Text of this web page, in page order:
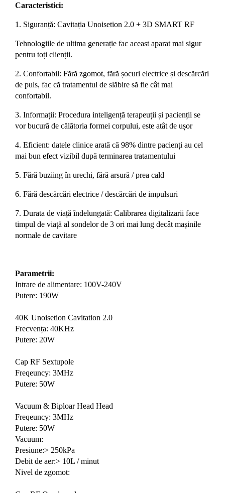
Caracteristici:
1. Siguranță: Cavitația Unoisetion 2.0 + 3D SMART RF
Tehnologiile de ultima generație fac aceast aparat mai sigur
pentru toți clienții.
2. Confortabil: Fără zgomot, fără șocuri electrice și descărcări
de puls, fac că tratamentul de slăbire să fie cât mai
confortabil.
3. Informații: Procedura inteligență terapeuții și pacienții se
vor bucură de călătoria formei corpului, este atât de ușor
4. Eficient: datele clinice arată că 98% dintre pacienți au cel
mai bun efect vizibil după terminarea tratamentului
5. Fără buziing în urechi, fără arsură / prea cald
6. Fără descărcări electrice / descărcări de impulsuri
7. Durata de viață îndelungată: Calibrarea digitalizarii face
timpul de viață al sondelor de 3 ori mai lung decât mașinile
normale de cavitare
Parametrii:
Intrare de alimentare: 100V-240V
Putere: 190W
40K Unoisetion Cavitation 2.0
Frecvența: 40KHz
Putere: 20W
Cap RF Sextupole
Freqeuncy: 3MHz
Putere: 50W
Vacuum & Biploar Head Head
Freqeuncy: 3MHz
Putere: 50W
Vacuum:
Presiune:> 250kPa
Debit de aer:> 10L / minut
Nivel de zgomot: